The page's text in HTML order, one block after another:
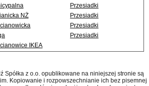
Przesiadki
NŻ
Przesiadki
Przesiadki
Przesiadki
IKEA
Spółka z o.o. opublikowane na niniejszej stronie są
Kopiowanie i rozpowszechnianie ich bez pisemnej